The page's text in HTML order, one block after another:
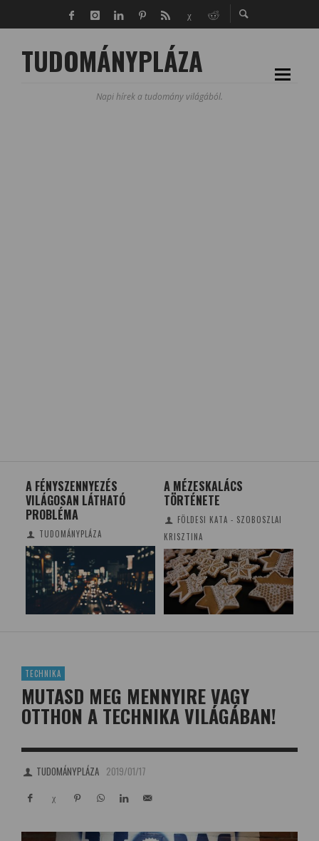
TUDOMÁNYPLÁZA
Napi hírek a tudomány világából.
A FÉNYSZENNYEZÉS
VILÁGOSAN LÁTHATÓ
PROBLÉMA
TUDOMÁNYPLÁZA
A MÉZESKALÁCS
TÖRTÉNETE
FÖLDESI KATA - SZOBOSZLAI
KRISZTINA
TECHNIKA
MUTASD MEG MENNYIRE VAGY
OTTHON A TECHNIKA VILÁGÁBAN!
TUDOMÁNYPLÁZA 2019/01/17